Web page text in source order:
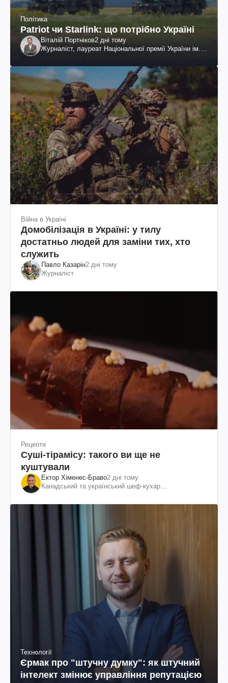
Політика
Patriot чи Starlink: що потрібно Україні
Віталій Портніков2 дні тому
Журналіст, лауреат Національної премії України ім.
Війна в Україні
Домобілізація в Україні: у тилу
достатньо людей для заміни тих, хто
служить
Павло Казарін2 дні тому
Журналіст
Рецепти
Суші-тірамісу: такого ви ще не
куштували
Ектор Хіменес-Браво2 дні тому
Канадський та український шеф-кухар
Технології
Єрмак про "штучну думку": як штучний
інтелект змінює управління репутацією